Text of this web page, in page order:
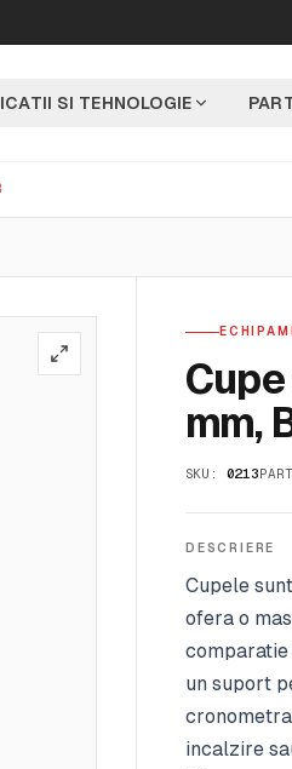
SI TEHNOLOGIE
mm,
SKU: 0213
DESCRIERE
Cupele
ofera o
comparatie
un suport
incalzire